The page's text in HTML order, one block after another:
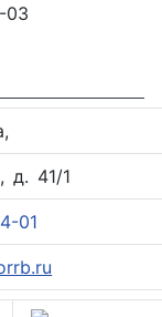
03
д. 41/1
01